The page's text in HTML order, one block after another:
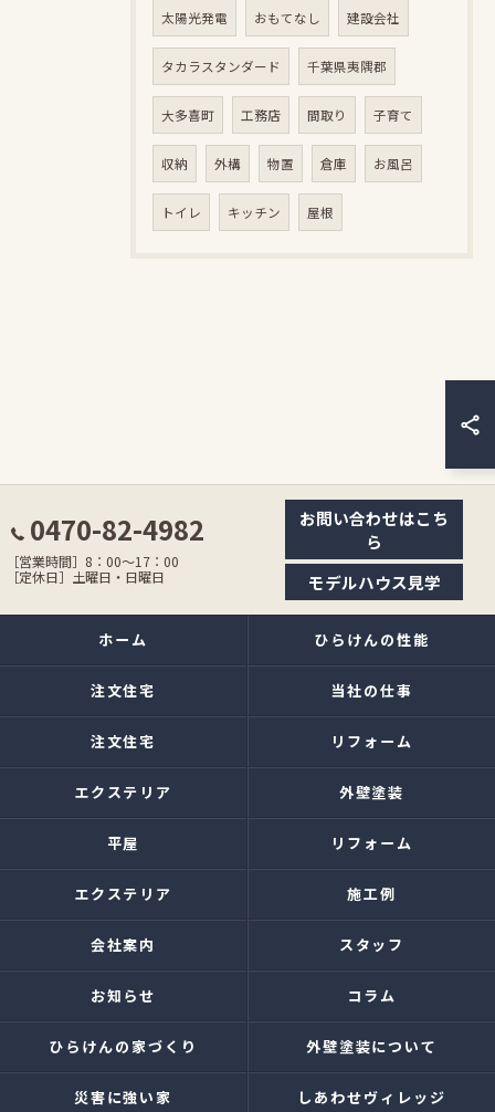
太陽光発電 おもてなし 建設会社
タカラスタンダード 千葉県夷隅郡
大多喜町 工務店 間取り 子育て
収納 外構 物置 倉庫 お風呂
トイレ キッチン 屋根
0470-82-4982
［営業時間］8：00〜17：00
［定休日］土曜日・日曜日
お問い合わせはこち
ら
モデルハウス見学
ホーム ひらけんの性能
注文住宅 当社の仕事
注文住宅 リフォーム
エクステリア 外壁塗装
平屋 リフォーム
エクステリア 施工例
会社案内 スタッフ
お知らせ コラム
ひらけんの家づくり 外壁塗装について
災害に強い家 しあわせヴィレッジ